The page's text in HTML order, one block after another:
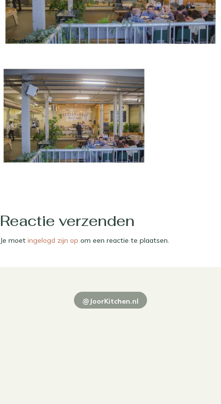
Reactie verzenden
Je moet ingelogd zijn op om een reactie te plaatsen.
@JoorKitchen.nl